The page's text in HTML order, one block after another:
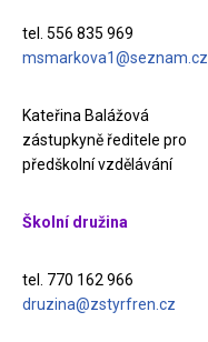
tel. 556 835 969
msmarkova1@seznam.cz
Kateřina Balážová
zástupkyně ředitele pro
předškolní vzdělávání
Školní družina
tel. 770 162 966
druzina@zstyrfren.cz